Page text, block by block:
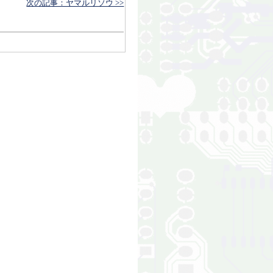
次の記事：ヤマルリソウ >>